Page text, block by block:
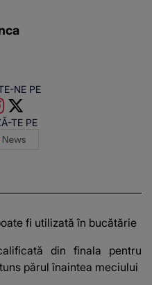
NE PE
TE PE
fi utilizată în bucătărie
din finala pentru
părul înaintea meciului